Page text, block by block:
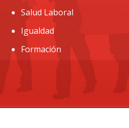
Salud Laboral
Igualdad
Formación